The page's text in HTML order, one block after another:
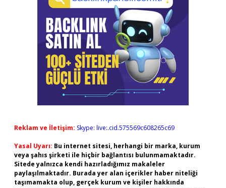
Reklam ve İletişim: Skype: live:.cid.575569c608265c69
Yasal Uyarı: Bu internet sitesi, herhangi bir marka, kurum
veya şahıs şirketi ile hiçbir bağlantısı bulunmamaktadır.
Sitede yalnızca kendi hazırladığımız makaleler
paylaşılmaktadır. Burada yer alan içerikler haber niteliği
taşımamakta olup, gerçek kurum ve kişiler hakkında